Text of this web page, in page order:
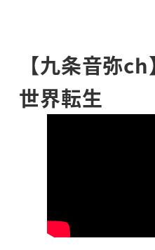
【九条音弥
世界転生